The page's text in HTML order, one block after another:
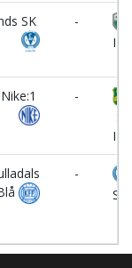
SK -
-
-
SK